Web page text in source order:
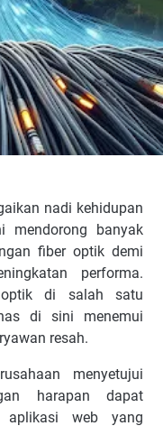
nadi kehidupan
mendorong banyak
fiber optik demi
performa.
di salah satu
di sini menemui
resah.
menyetujui
harapan dapat
aplikasi web yang